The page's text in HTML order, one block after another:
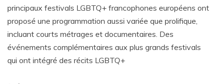
principaux festivals LGBTQ+ francophones européens ont
proposé une programmation aussi variée que prolifique,
incluant courts métrages et documentaires. Des
événements complémentaires aux plus grands festivals
qui ont intégré des récits LGBTQ+